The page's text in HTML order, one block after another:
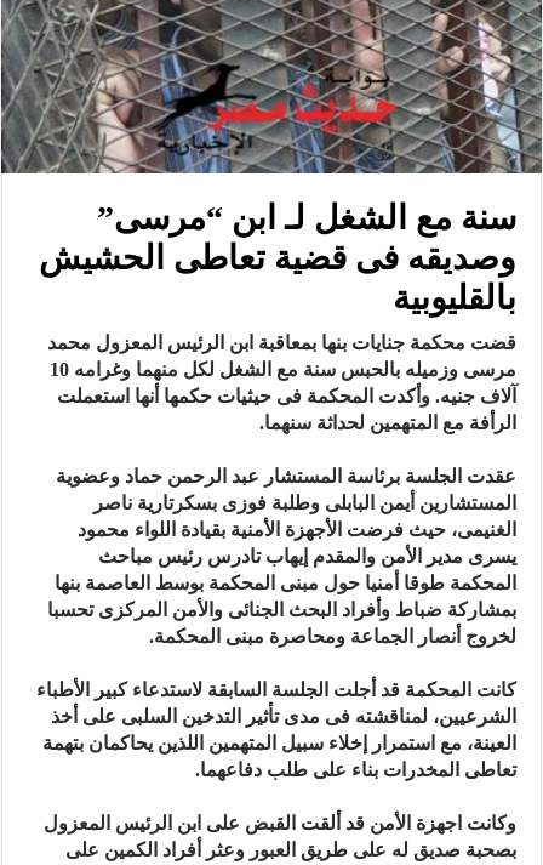
سنة مع الشغل لـ ابن “مرسى”
وصديقه فى قضية تعاطى الحشيش
بالقليوبية
قضت محكمة جنايات بنها بمعاقبة ابن الرئيس المعزول محمد
مرسى وزميله بالحبس سنة مع الشغل لكل منهما وغرامه 10
آلاف جنيه. وأكدت المحكمة فى حيثيات حكمها أنها استعملت
الرأفة مع المتهمين لحداثة سنهما.
عقدت الجلسة برئاسة المستشار عبد الرحمن حماد وعضوية
المستشارين أيمن البابلى وطلبة فوزى بسكرتارية ناصر
الغنيمى، حيث فرضت الأجهزة الأمنية بقيادة اللواء محمود
يسرى مدير الأمن والمقدم إيهاب تادرس رئيس مباحث
المحكمة طوقا أمنيا حول مبنى المحكمة بوسط العاصمة بنها
بمشاركة ضباط وأفراد البحث الجنائى والأمن المركزى تحسبا
لخروج أنصار الجماعة ومحاصرة مبنى المحكمة.
كانت المحكمة قد أجلت الجلسة السابقة لاستدعاء كبير الأطباء
الشرعيين، لمناقشته فى مدى تأثير التدخين السلبى على أخذ
العينة، مع استمرار إخلاء سبيل المتهمين اللذين يحاكمان بتهمة
تعاطى المخدرات بناء على طلب دفاعهما.
وكانت اجهزة الأمن قد ألقت القبض على ابن الرئيس المعزول
بصحبة صديق له على طريق العبور وعثر أفراد الكمين على